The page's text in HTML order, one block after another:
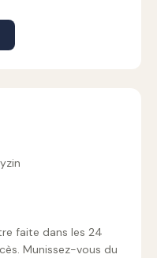
faite dans les 24
Munissez-vous du